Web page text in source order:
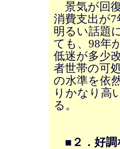
景気が回
消費支出が
明るい話題
ても、98年
低迷が多少
者世帯の可
の水準を依
りかなり高
る。
■２．好